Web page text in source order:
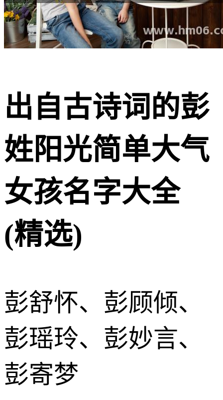
出自古诗词的彭
姓阳光简单大气
女孩名字大全
(精选)
彭舒怀、彭顾倾、
彭瑶玲、彭妙言、
彭寄梦